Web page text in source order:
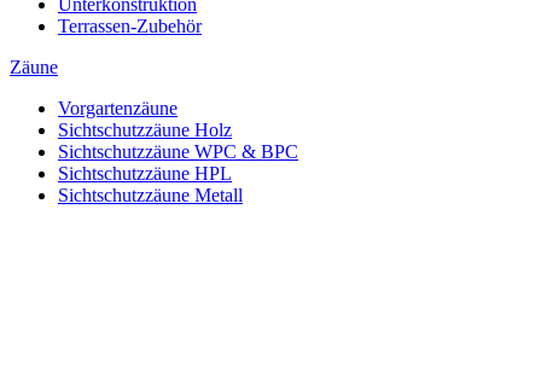
Unterkonstruktion
Terrassen-Zubehör
Zäune
Vorgartenzäune
Sichtschutzzäune Holz
Sichtschutzzäune WPC & BPC
Sichtschutzzäune HPL
Sichtschutzzäune Metall